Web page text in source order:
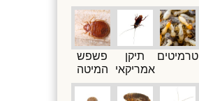
טרמיטים
תיקן
אמריקאי
פשפש
המיטה